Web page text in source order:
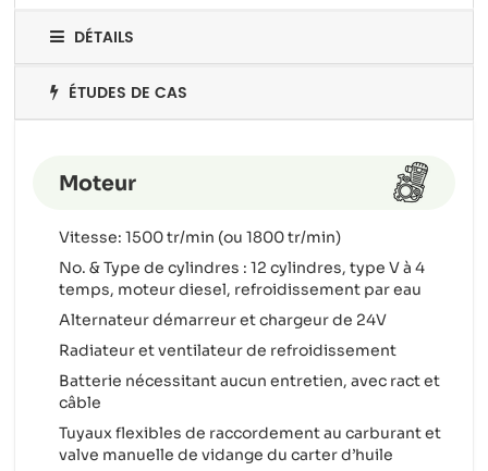
DÉTAILS
ÉTUDES DE CAS
Moteur
Vitesse: 1500 tr/min (ou 1800 tr/min)
No. & Type de cylindres : 12 cylindres, type V à 4
temps, moteur diesel, refroidissement par eau
Alternateur démarreur et chargeur de 24V
Radiateur et ventilateur de refroidissement
Batterie nécessitant aucun entretien, avec ract et
câble
Tuyaux flexibles de raccordement au carburant et
valve manuelle de vidange du carter d’huile